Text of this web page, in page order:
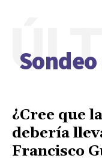
¿Cree que
debería
Francisco